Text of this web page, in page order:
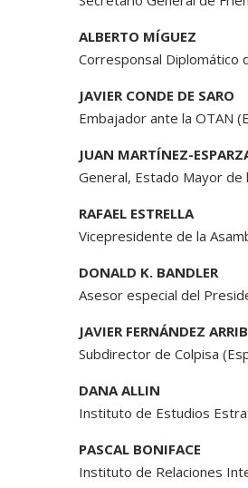
ALBERTO MÍGUEZ
Corresponsal Diplomático
JAVIER CONDE DE SARO
Embajador ante la OTAN
JUAN MARTÍNEZ-
General, Estado Mayor de
RAFAEL ESTRELLA
Vicepresidente de la
DONALD K. BANDLER
Asesor especial del
JAVIER FERNÁNDEZ
Subdirector de Colpisa
DANA ALLIN
Instituto de Estudios
PASCAL BONIFACE
Instituto de Relaciones